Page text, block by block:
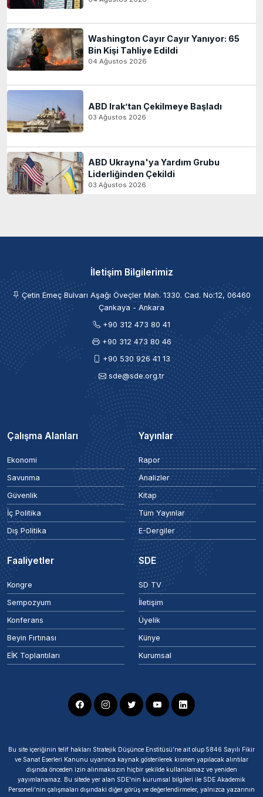
Washington Cayır Cayır Yanıyor: 65
Bin Kişi Tahliye Edildi
04 Ağustos 2026
ABD Irak’tan Çekilmeye Başladı
03 Ağustos 2026
ABD Ukrayna'ya Yardım Grubu
Liderliğinden Çekildi
03 Ağustos 2026
İletişim Bilgilerimiz
Çetin Emeç Bulvarı Aşağı Öveçler Mah. 1330. Cad. No:12, 06460
Çankaya - Ankara
+90 312 473 80 41
+90 312 473 80 46
+90 530 926 41 13
sde@sde.org.tr
Çalışma Alanları
Ekonomi
Savunma
Güvenlik
İç Politika
Dış Politika
Yayınlar
Rapor
Analizler
Kitap
Tüm Yayınlar
E-Dergiler
Faaliyetler
Kongre
Sempozyum
Konferans
Beyin Fırtınası
EİK Toplantıları
SDE
SD TV
İletişim
Üyelik
Künye
Kurumsal
Bu site içeriğinin telif hakları Stratejik Düşünce Enstitüsü’ne ait olup 5846 Sayılı Fikir
ve Sanat Eserleri Kanunu uyarınca kaynak gösterilerek kısmen yapılacak alıntılar
dışında önceden izin alınmaksızın hiçbir şekilde kullanılamaz ve yeniden
yayımlanamaz. Bu sitede yer alan SDE'nin kurumsal bilgileri ile SDE Akademik
Personeli'nin çalışmaları dışındaki diğer görüş ve değerlendirmeler, yalnızca yazarının